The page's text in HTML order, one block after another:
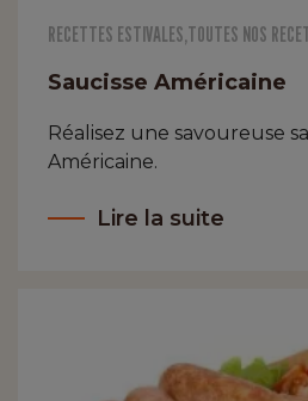
RECETTES ESTIVALES TOUTES NOS
Saucisse Américaine
Réalisez une savoureuse
Américaine.
Lire la suite